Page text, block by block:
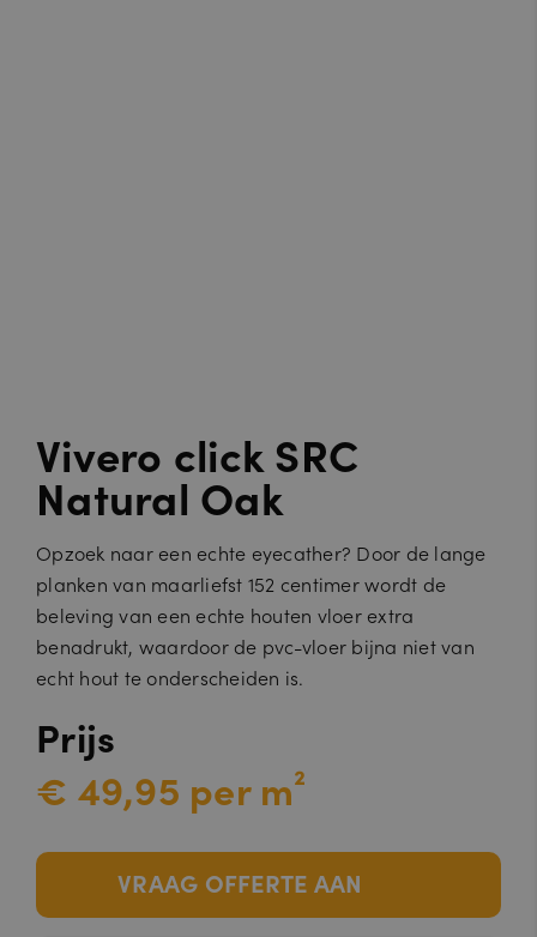
Vivero click SRC
Natural Oak
Opzoek naar een echte eyecather? Door de lange
planken van maarliefst 152 centimer wordt de
beleving van een echte houten vloer extra
benadrukt, waardoor de pvc-vloer bijna niet van
echt hout te onderscheiden is.
Prijs
€ 49,95 per m²
VRAAG OFFERTE AAN